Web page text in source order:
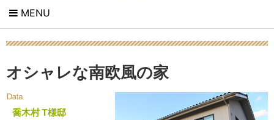
MENU
オシャレな南欧風の家
喬木村 T様邸